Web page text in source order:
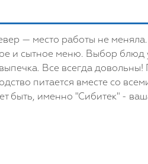
— место работы не
и сытное меню. Выбор блюд
Все всегда довольны!
питается вместе со
быть, именно "Сибитек" -